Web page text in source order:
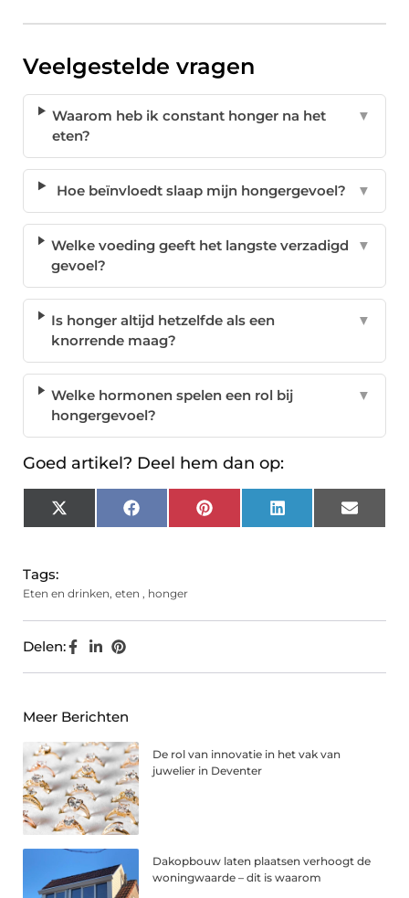
Veelgestelde vragen
Waarom heb ik constant honger na het
eten?
▼
Hoe beïnvloedt slaap mijn hongergevoel? ▼
Welke voeding geeft het langste verzadigd
gevoel?
▼
Is honger altijd hetzelfde als een
knorrende maag?
▼
Welke hormonen spelen een rol bij
hongergevoel?
▼
Goed artikel? Deel hem dan op:
X
(Twitter)
FacebookPinterest LinkedIn Email
Tags:
Eten en drinken, eten , honger
Delen:
Meer Berichten
De rol van innovatie in het vak van
juwelier in Deventer
Dakopbouw laten plaatsen verhoogt de
woningwaarde – dit is waarom